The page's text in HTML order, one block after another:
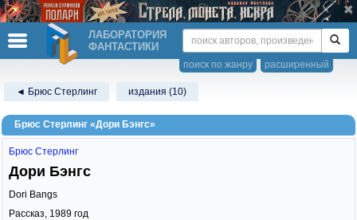
ЛАБОРАТОРИЯ
ФАНТАСТИКИ
расширенный
поиск по жанру
◄ Брюс Стерлинг издания (10)
Брюс Стерлинг «Дори Бэнгс»
Брюс Стерлинг
Дори Бэнгс
Dori Bangs
Рассказ, 1989 год